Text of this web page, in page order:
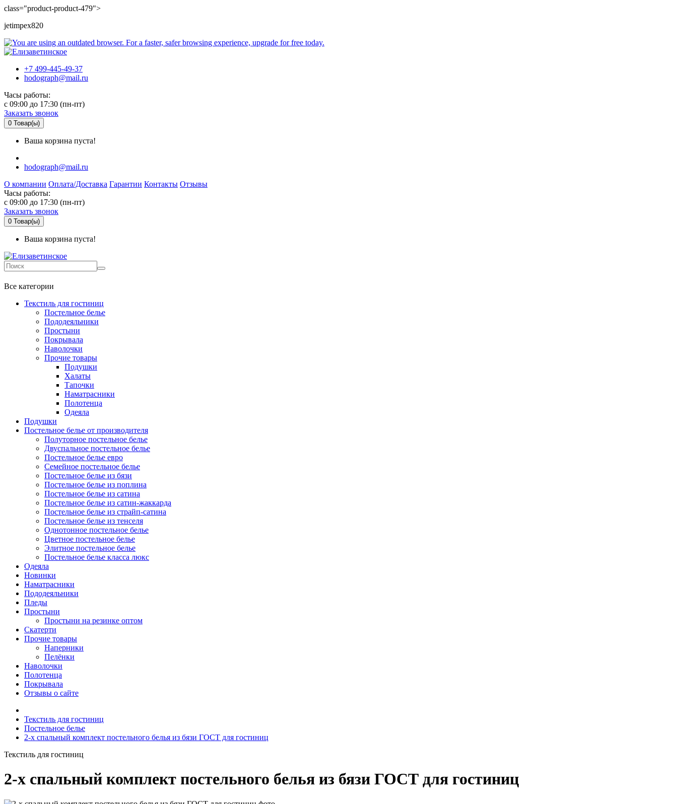
class="product-product-479">
jetimpex820
+7 499-445-49-37
hodograph@mail.ru
Часы работы:
c 09:00 до 17:30 (пн-пт)
Заказать звонок
0 Товар(ы)
Ваша корзина пуста!
hodograph@mail.ru
О компании Оплата/Доставка Гарантии Контакты Отзывы
Часы работы:
c 09:00 до 17:30 (пн-пт)
Заказать звонок
0 Товар(ы)
Ваша корзина пуста!
Все категории
Текстиль для гостиниц
Постельное белье
Пододеяльники
Простыни
Покрывала
Наволочки
Прочие товары
Подушки
Халаты
Тапочки
Наматрасники
Полотенца
Одеяла
Подушки
Постельное белье от производителя
Полуторное постельное белье
Двуспальное постельное белье
Постельное белье евро
Семейное постельное белье
Постельное белье из бязи
Постельное белье из поплина
Постельное белье из сатина
Постельное белье из сатин-жаккарда
Постельное белье из страйп-сатина
Постельное белье из тенселя
Однотонное постельное белье
Цветное постельное белье
Элитное постельное белье
Постельное белье класса люкс
Одеяла
Новинки
Наматрасники
Пододеяльники
Пледы
Простыни
Простыни на резинке оптом
Скатерти
Прочие товары
Наперники
Пелёнки
Наволочки
Полотенца
Покрывала
Отзывы о сайте
Текстиль для гостиниц
Постельное белье
2-х спальный комплект постельного белья из бязи ГОСТ для гостиниц
Текстиль для гостиниц
2-х спальный комплект постельного белья из бязи ГОСТ для гостиниц